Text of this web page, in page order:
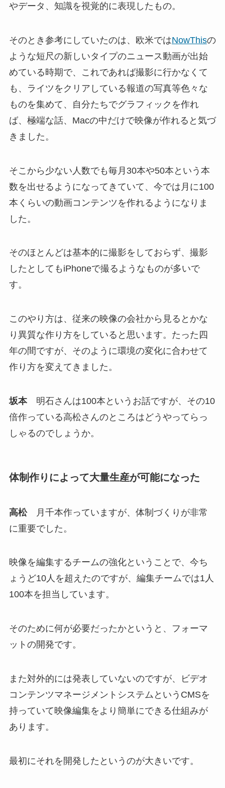
やデータ、知識を視覚的に表現したもの。
そのとき参考にしていたのは、欧米ではNowThisの
ような短尺の新しいタイプのニュース動画が出始
めている時期で、これであれば撮影に行かなくて
も、ライツをクリアしている報道の写真等色々な
ものを集めて、自分たちでグラフィックを作れ
ば、極端な話、Macの中だけで映像が作れると気づ
きました。
そこから少ない人数でも毎月30本や50本という本
数を出せるようになってきていて、今では月に100
本くらいの動画コンテンツを作れるようになりま
した。
そのほとんどは基本的に撮影をしておらず、撮影
したとしてもiPhoneで撮るようなものが多いで
す。
このやり方は、従来の映像の会社から見るとかな
り異質な作り方をしていると思います。たった四
年の間ですが、そのように環境の変化に合わせて
作り方を変えてきました。
坂本明石さんは100本というお話ですが、その10
倍作っている高松さんのところはどうやってらっ
しゃるのでしょうか。
体制作りによって大量生産が可能になった
高松月千本作っていますが、体制づくりが非常
に重要でした。
映像を編集するチームの強化ということで、今ち
ょうど10人を超えたのですが、編集チームでは1人
100本を担当しています。
そのために何が必要だったかというと、フォーマ
ットの開発です。
また対外的には発表していないのですが、ビデオ
コンテンツマネージメントシステムというCMSを
持っていて映像編集をより簡単にできる仕組みが
あります。
最初にそれを開発したというのが大きいです。